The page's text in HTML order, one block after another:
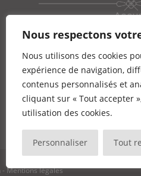
Nous respectons
Nous utilisons des cookies
expérience de navigation,
contenus personnalisés et
cliquant sur « Tout accepter
utilisation des cookies.
Personnaliser Tout
- Mentions légales